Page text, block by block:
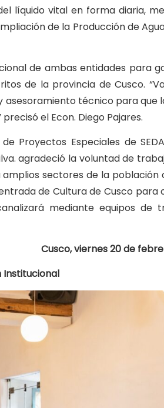
líquido vital en forma diaria,
de la Producción de
de ambas entidades para
de la provincia de Cusco.
técnico para que
el Econ. Diego Pajares.
Proyectos Especiales de
agradeció la voluntad de
sectores de la población
de Cultura de Cusco para
mediante equipos de
Cusco, viernes 20 de
Institucional